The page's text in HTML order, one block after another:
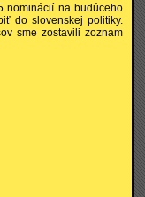
nominácií na budúceho
do slovenskej politiky.
sme zostavili zoznam